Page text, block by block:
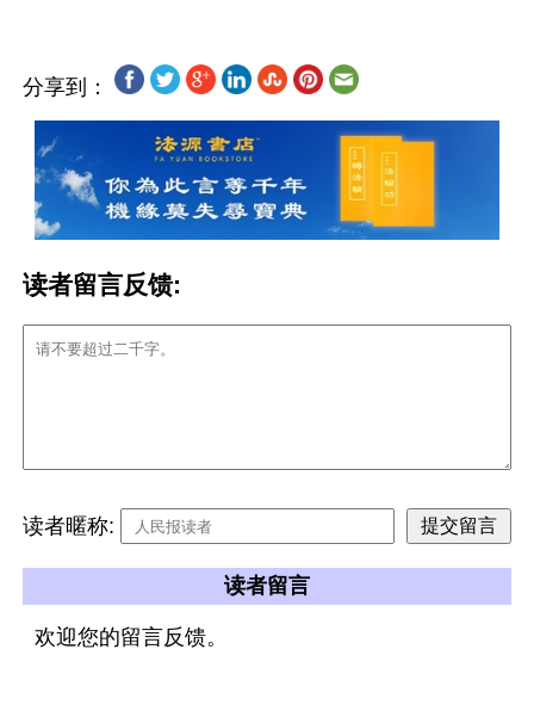
分享到：
读者留言反馈:
读者暱称:
读者留言
欢迎您的留言反馈。